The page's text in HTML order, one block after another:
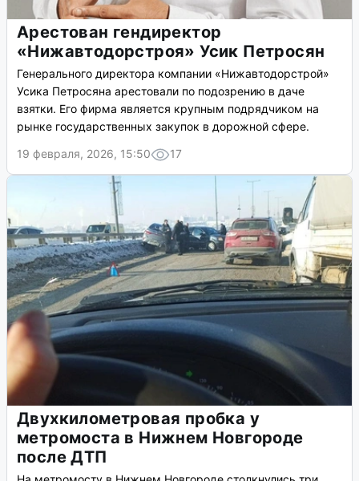
Арестован гендиректор
«Нижавтодорстроя» Усик Петросян
Генерального директора компании «Нижавтодорстрой»
Усика Петросяна арестовали по подозрению в даче
взятки. Его фирма является крупным подрядчиком на
рынке государственных закупок в дорожной сфере.
19 февраля, 2026, 15:50
17
Двухкилометровая пробка у
метромоста в Нижнем Новгороде
после ДТП